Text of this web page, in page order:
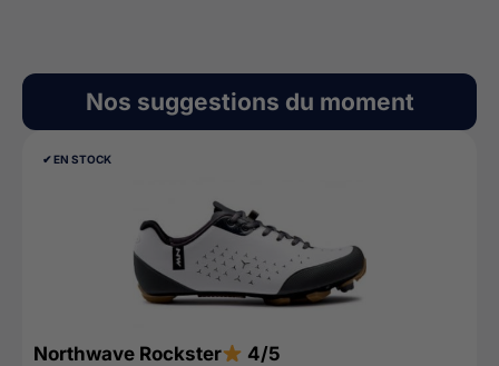
Nos suggestions du moment
✔︎ EN STOCK
Northwave Rockster 4/5